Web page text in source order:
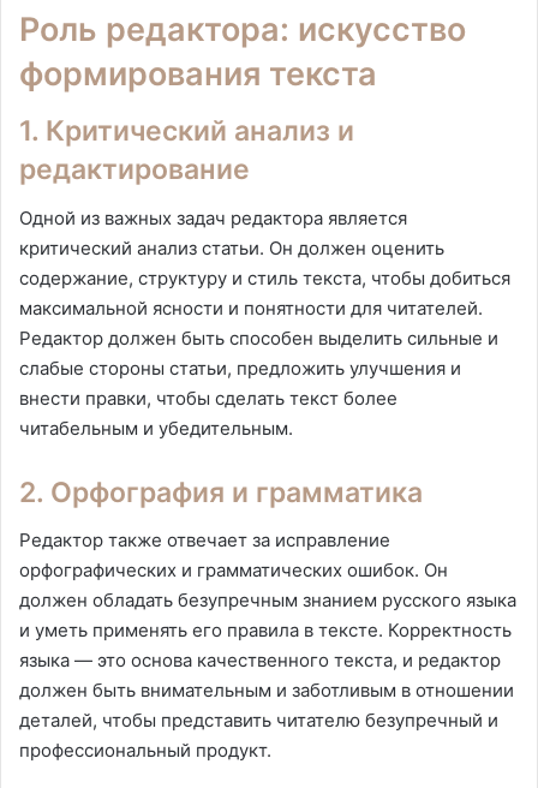
Роль редактора: искусство
формирования текста
1. Критический анализ и
редактирование
Одной из важных задач редактора является
критический анализ статьи. Он должен оценить
содержание, структуру и стиль текста, чтобы добиться
максимальной ясности и понятности для читателей.
Редактор должен быть способен выделить сильные и
слабые стороны статьи, предложить улучшения и
внести правки, чтобы сделать текст более
читабельным и убедительным.
2. Орфография и грамматика
Редактор также отвечает за исправление
орфографических и грамматических ошибок. Он
должен обладать безупречным знанием русского языка
и уметь применять его правила в тексте. Корректность
языка — это основа качественного текста, и редактор
должен быть внимательным и заботливым в отношении
деталей, чтобы представить читателю безупречный и
профессиональный продукт.